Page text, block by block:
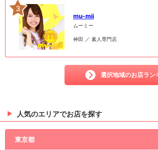
3
mu-mii
ムーミー
神田 ／ 素人専門店
選択地域のお店ラン
人気のエリアでお店を探す
東京都